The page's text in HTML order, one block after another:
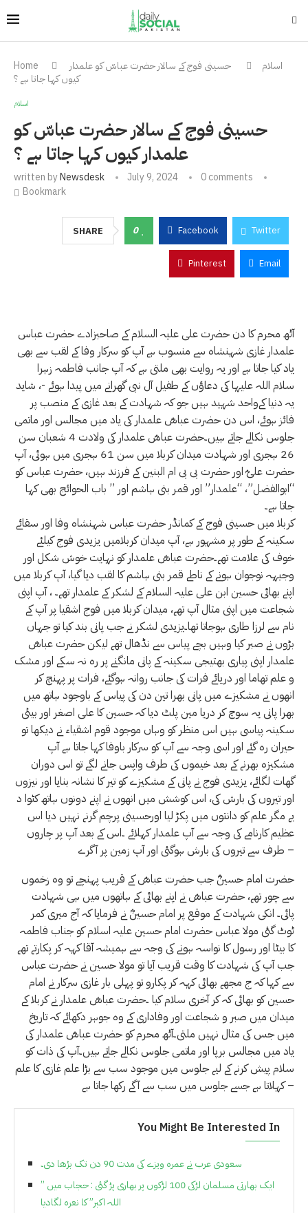
Home اسلام
حسینی فوج کے سالار حضرت عباسّ کو علمدار
کیوں کہا جاتا ہے ؟
اسلام
حسینی فوج کے سالار حضرت عباسّ کو
علمدار کیوں کہا جاتا ہے ؟
written byNewsdesk July 9, 2024
0 comments
Bookmark
SHARE 0 Facebook Twitter
Pinterest Email
آٹھ محرم کا دن حضرت علی علیہ السلام کے صاحبزادے حضرت عباس
علمدار غازی شہنشاہ سے منسوب ہے آپ کو سرکار وفا کے لقب سے بھی
یاد کیا جاتا ہے اور یہ روایت بھی ملتی ہے کہ آپ جانب فاطمہ زہرا
سلام اللہ علیہا کی دعاؤں کے طفیل آل نبی گھرانے میں پیدا ہوئے -، شاید
یہ دنیا کےواحد شہید ہیں جو کہ شہادت کے بعد غازی کے منصب پر
فائز ہوئے، اس دن حضرت عباسؓ علمدار کی یاد میں مجالس اور ماتمی
جلوس نکالے جاتے ہیں۔حضرت عباسؓ علمدار کی ولادت 4 شعبان سن
26 ہجری اور شہادت میدان کربلا میں سن 61 ہجری میں ہوئی، آپ
حضرت علیؓ اور حضرت بی بی ام البنین کے فرزند ہیں، حضرت عباس کو
“ابوالفضل”، “علمدار” اور قمر بنی ہاشم اور ’’ باب الحوائج بھی کہا
جاتا ہے۔
کربلا میں حسینی فوج کے کمانڈر حضرت عباس شہنشاہ وفا اور سقائے
سکینہ کے طور پر مشہور ہے، آپ میدان کربلامیں یزیدی فوج کیلئے
خوف کی علامت تھے۔حضرت عباسؓ علمدار کو نہایت خوش شکل اور
وجیہہ نوجوان ہونے کے ناطے قمر بنی ہاشم کا لقب دیا گیا، آپ کربلا میں
اپنے بھائی حسین ابن علی علیہ السلام کے لشکر کے علمدار تھے۔ ، آپ اپنی
شجاعت میں اپنی مثال آپ تھے، میدان کربلا میں فوج اشقیا پر آپ کے
نام سے لرزا طاری ہوجاتا تھا۔یزیدی لشکر نے جب پانی بند کیا تو جہاں
بڑوں نے صبر کیا وہیں بچے پیاس سے نڈھال تھے لیکن حضرت عباسؓ
علمدار اپنی پیاری بھتیجی سکینہ کے پانی مانگنے پر رہ نہ سکے اور مشک
و علم تھاما اور دریائے فرات کی جانب روانہ ہوگئے، فرات پر پہنچ کر
انھوں نے مشکیزے میں پانی بھرا تین دن کی پیاس کے باوجود ہاتھ میں
بھرا پانی یہ سوچ کر دریا مین پلٹ دیا کہ حسین کا علی اصغر اور بیٹی
سکینہ پیاسی ہیں اس منظر کو وہاں موجود قوم اشقیاء نے دیکھا تو
حیران رہ گئے اور اسی وجہ سے آپ کو سرکار باوفا کہا جاتا ہے آپ
مشکیزہ بھرنے کے بعد خیموں کی طرف واپس جانے لگے تو اس دوران
گھات لگائے، یزیدی فوج نے پانی کے مشکیزے کو تیر کا نشانہ بنایا اور نیزوں
اور تیروں کی بارش کی، اس کوشش میں انھوں نے اپنے دونوں ہاتھ کٹوا د
یے مگر علم کو دانتوں میں پکڑ لیا اورحسینی پرچم گرنے نہیں دیا اس
عظیم کارنامے کی وجہ سے آپ علمدار کہلائے ۔اس کے بعد آپ پر چاروں
طرف سے تیروں کی بارش ہوگئی اور آپ زمین پر آگرے –
حضرت امام حسینؓ جب حضرت عباسؓ کے قریب پہنچے تو وہ زخموں
سے چور تھے، حضرت عباسؓ نے اپنے بھائی کے ہاتھوں میں ہی شہادت
پائی۔ انکی شہادت کے موقع پر امام حسینؓ نے فرمایا کہ آج میری کمر
ٹوٹ گئی مولا عباس حضرت امام حسین علیہ اسلام کو جناب فاطمہ
کا بیٹا اور رسول کا نواسہ ہونے کی وجہ سے ہمیشہ آقا کہہ کر پکارتے تھے
جب آپ کی شہادت کا وقت قریب آیا تو مولا حسین نے حضرت عباس
سے کہا کہ ج مجھے بھائی کہہ کر پکارو تو پہلی بار غازی سرکار نے امام
حسین کو بھائی کہ کر آخری سلام کیا ۔حضرت عباسؓ علمدار نے کربلا کے
میدان میں صبر و شجاعت اور وفاداری کے وہ جوہر دکھائے کہ تاریخ
میں جس کی مثال نہیں ملتی۔آٹھ محرم کو حضرت عباسؓ علمدار کی
یاد میں مجالس برپا اور ماتمی جلوس نکالے جاتے ہیں۔آپ کی ذات کو
سلام پیش کرنے کے لیے جلوس میں موجود سب سے بڑا علم غازی کا علم
کہلاتا ہے جسے جلوس میں سب سے آگے رکھا جاتا ہے –
You Might Be Interested In
سعودی عرب نے عمرہ ویزے کی مدت 90 دن تک بڑھا دی۔
ایک بھارتی مسلمان لڑکی 100 لڑکوں پر بھاری پڑ گئی : حجاب میں ”
اللہ اکبر” کا نعرہ لگادیا